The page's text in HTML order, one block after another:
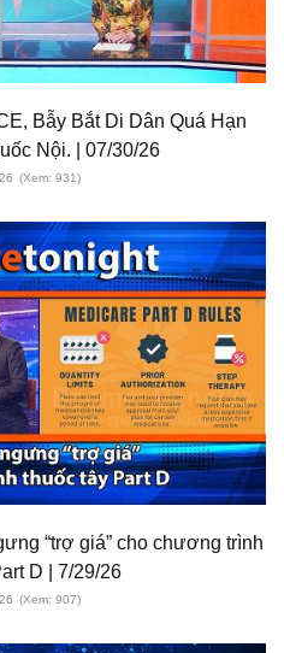
Bẫy Bắt Di Dân Quá Hạn
Nội. | 07/30/26
(Xem: 931)
“trợ giá” cho chương trình
D | 7/29/26
(Xem: 907)